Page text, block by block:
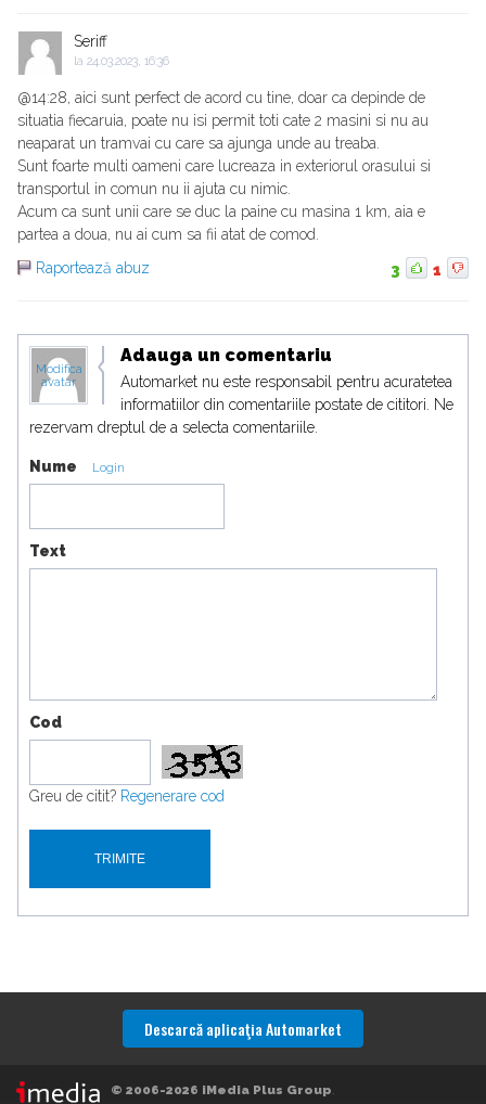
Seriff
la 24.03.2023, 16:36
@14:28, aici sunt perfect de acord cu tine, doar ca depinde de
situatia fiecaruia, poate nu isi permit toti cate 2 masini si nu au
neaparat un tramvai cu care sa ajunga unde au treaba.
Sunt foarte multi oameni care lucreaza in exteriorul orasului si
transportul in comun nu ii ajuta cu nimic.
Acum ca sunt unii care se duc la paine cu masina 1 km, aia e
partea a doua, nu ai cum sa fii atat de comod.
Raportează abuz
3 1
Modifica
avatar
Adauga un comentariu
Automarket nu este responsabil pentru acuratetea
informatiilor din comentariile postate de cititori. Ne
rezervam dreptul de a selecta comentariile.
Nume Login
Text
Cod
Greu de citit? Regenerare cod
Descarcă aplicaţia Automarket
© 2006-2026 iMedia Plus Group.